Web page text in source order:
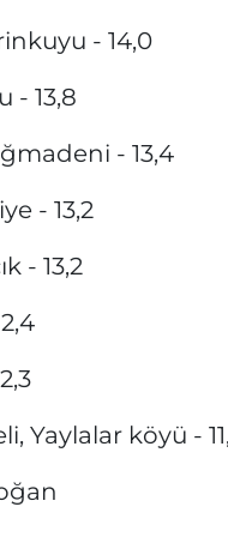
- 14,0
- 13,8
- 13,4
- 13,2
- 13,2
Yaylalar köyü -